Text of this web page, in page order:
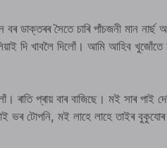
ডাক্তৰৰ সৈতে চাৰি পাঁচজনী মান
দি খাবলৈ দিলোঁ। আমি আহিব খুজোঁতে
প্ৰায় বাৰ বাজিছে। মই সাৰ পাই
ভৰ টোপনি, মই লাহে লাহে তাইৰ